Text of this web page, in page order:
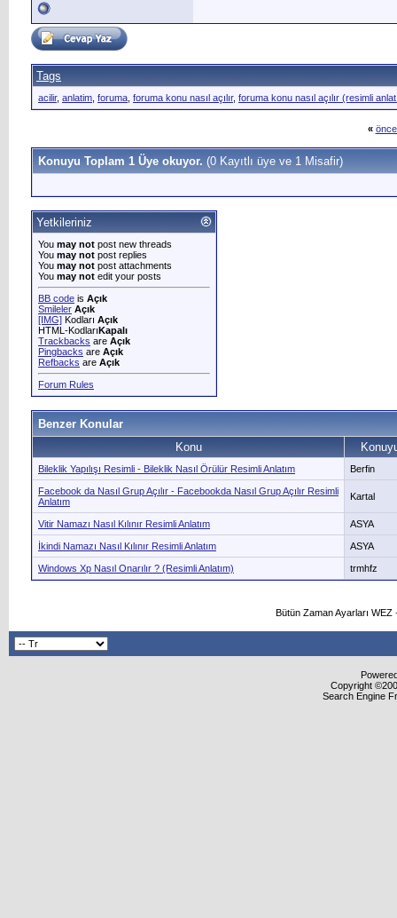
Tags
acilir, anlatim foruma foruma konu nasıl açılır, foruma konu nasıl açılır (resimli
«
Konuyu Toplam 1 Üye okuyor. (0 Kayıtlı üye ve 1 Misafir)
Yetkileriniz
You may not post new threads
You may not post replies
You may not post attachments
You may not edit your posts
BB code is Açık
Smileler Açık
[IMG] Kodları Açık
HTML-KodlarıKapalı
Trackbacks are Açık
Pingbacks are Açık
Refbacks are Açık
Forum Rules
Benzer Konular
Konu
Bileklik Yapılışı Resimli - Bileklik Nasıl Örülür Resimli Anlatım Berfin
Facebook da Nasıl Grup Açılır - Facebookda Nasıl Grup Açılır Resimli
Anlatım
Kartal
Vitir Namazı Nasıl Kılınır Resimli Anlatım ASYA
İkindi Namazı Nasıl Kılınır Resimli Anlatım ASYA
Windows Xp Nasıl Onarılır ? (Resimli Anlatım) trmhfz
Bütün Zaman Ayarları
Copyright
Search Engine